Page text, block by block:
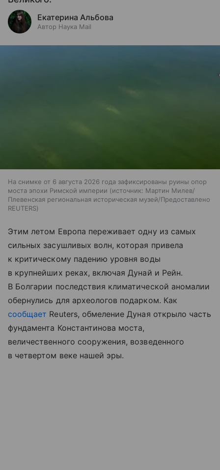
Екатерина Альбова
Автор Наука Mail
На снимке от 6 августа 2026 года зафиксированы руины опор
моста эпохи Римской империи
источник: Мартин Милев/
Плевенская региональная историческая музей/Предоставлено
REUTERS
Этим летом Европа переживает одну из самых
сильных засушливых волн, которая привела
к критическому падению уровня воды
в крупнейших реках, включая Дунай и Рейн.
В Болгарии последствия климатической аномалии
обернулись для археологов подарком. Как
сообщает Reuters, обмеление Дуная открыло часть
фундамента Константинова моста,
величественного сооружения, возведенного
в четвертом веке нашей эры.